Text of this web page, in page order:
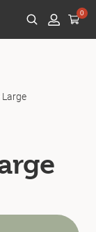
0